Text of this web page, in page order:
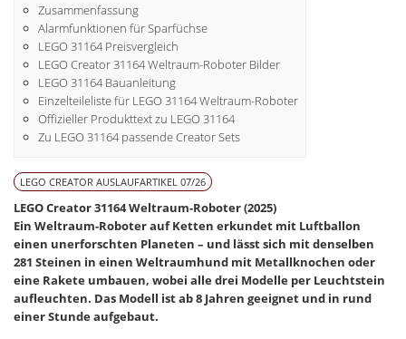
Zusammenfassung
Alarmfunktionen für Sparfüchse
LEGO 31164 Preisvergleich
LEGO Creator 31164 Weltraum-Roboter Bilder
LEGO 31164 Bauanleitung
Einzelteileliste für LEGO 31164 Weltraum-Roboter
Offizieller Produkttext zu LEGO 31164
Zu LEGO 31164 passende Creator Sets
LEGO CREATOR AUSLAUFARTIKEL 07/26
LEGO Creator 31164 Weltraum-Roboter (2025)
Ein Weltraum-Roboter auf Ketten erkundet mit Luftballon
einen unerforschten Planeten – und lässt sich mit denselben
281 Steinen in einen Weltraumhund mit Metallknochen oder
eine Rakete umbauen, wobei alle drei Modelle per Leuchtstein
aufleuchten. Das Modell ist ab 8 Jahren geeignet und in rund
einer Stunde aufgebaut.